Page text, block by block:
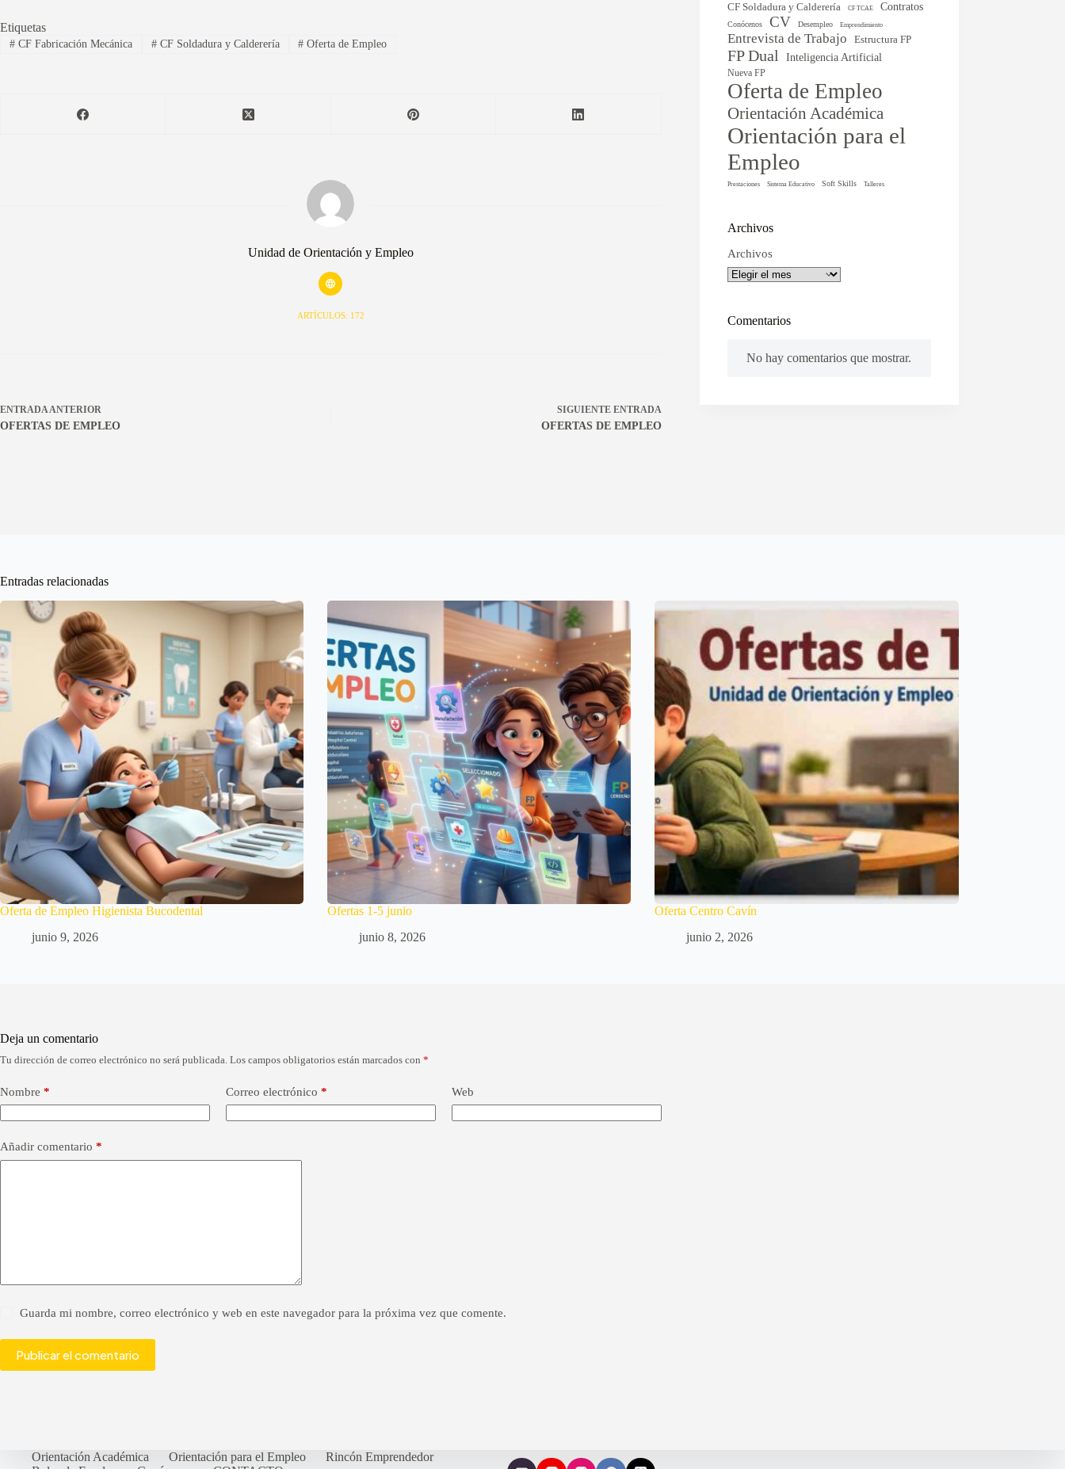
Etiquetas
#CF Fabricación Mecánica #CF Soldadura y Calderería # Oferta de Empleo
Unidad de Orientación y Empleo
ARTÍCULOS: 172
ENTRADAANTERIOR
OFERTAS DE EMPLEO
SIGUIENTE ENTRADA
OFERTAS DE EMPLEO
CF Soldadura y Calderería CF TCAE Contratos
Conócenos CV Desempleo Emprendimiento
Entrevista de Trabajo Estructura FP
FP Dual Inteligencia Artificial
Nueva FP
Oferta de Empleo
Orientación Académica
Orientación para el
Empleo
Prestaciones Sistema Educativo Soft Skills Talleres
Archivos
Archivos
Comentarios
No hay comentarios que mostrar.
Entradas relacionadas
Oferta de Empleo Higienista Bucodental
junio 9, 2026
Ofertas 1-5 junio
junio 8, 2026
Oferta Centro Cavín
junio 2, 2026
Deja un comentario
Tu dirección de correo electrónico no será publicada. Los campos obligatorios están marcados con *
Nombre * Correo electrónico * Web
Añadir comentario *
Guarda mi nombre, correo electrónico y web en este navegador para la próxima vez que comente.
Publicar el comentario
A
t
e
r
a
t
Orientación Académica Orientación para el Empleo
Rincón Emprendedor